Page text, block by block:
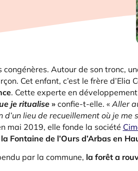
Autour de son tronc,
Cet enfant, c’est le frère d’Elia
. Cette experte en
je ritualise»confie-t-elle. « Aller
lieu de recueillement où je me
mai 2019, elle fonde la société
la Fontaine de l’Ours d’Arbas en
par la commune, la forêt a